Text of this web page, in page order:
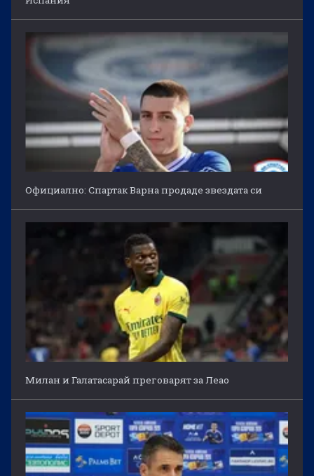
Официално: Спартак Варна продаде звездата си
Милан и Галатасарай преговарят за Леао